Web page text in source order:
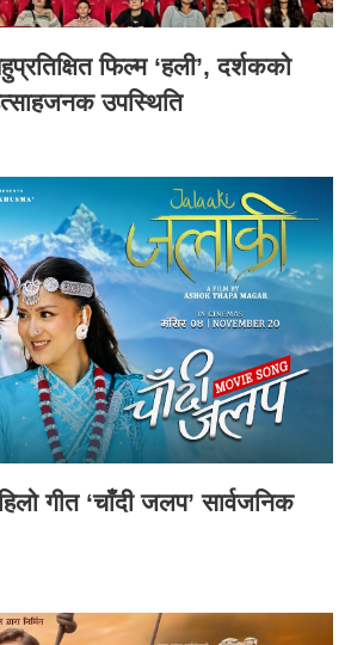
फिल्म ‘हली’, दर्शकको
उपस्थिति
गीत ‘चाँदी जलप’ सार्वजनिक